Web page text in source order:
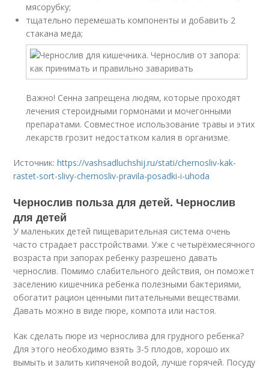
мясорубку;
тщательно перемешать компоненты и добавить 2
стакана меда;
Важно! Сенна запрещена людям, которые проходят
лечения стероидными гормонами и мочегонными
препаратами. Совместное использование травы и этих
лекарств грозит недостатком калия в организме.
Источник:https://vashsadluchshij.ru/stati/chernosliv-kak-
rastet-sort-slivy-chernosliv-pravila-posadki-i-uhoda
Чернослив польза для детей. Чернослив
для детей
У маленьких детей пищеварительная система очень
часто страдает расстройствами. Уже с четырёхмесячного
возраста при запорах ребенку разрешено давать
чернослив. Помимо слабительного действия, он поможет
заселению кишечника ребенка полезными бактериями,
обогатит рацион ценными питательными веществами.
Давать можно в виде пюре, компота или настоя.
Как сделать пюре из чернослива для грудного ребенка?
Для этого необходимо взять 3-5 плодов, хорошо их
вымыть и залить кипяченой водой, лучше горячей. Посуду